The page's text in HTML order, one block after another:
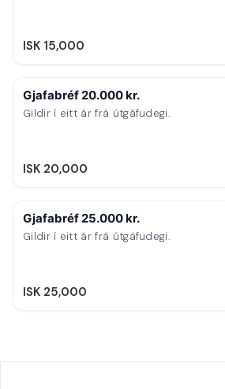
ISK 15,000
Gjafabréf 20.000 kr.
Gildir í eitt ár frá útgáfudegi.
ISK 20,000
Gjafabréf 25.000 kr.
Gildir í eitt ár frá útgáfudegi.
ISK 25,000